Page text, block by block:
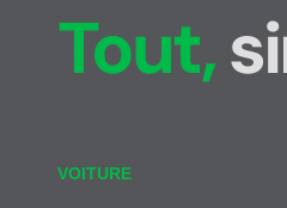
Tout,
VOITURE